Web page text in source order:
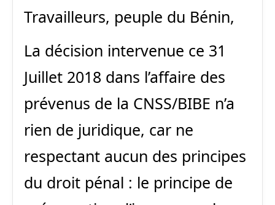
Travailleurs, peuple du Bénin,
La décision intervenue ce 31
Juillet 2018 dans l’affaire des
prévenus de la CNSS/BIBE n’a
rien de juridique, car ne
respectant aucun des principes
du droit pénal : le principe de